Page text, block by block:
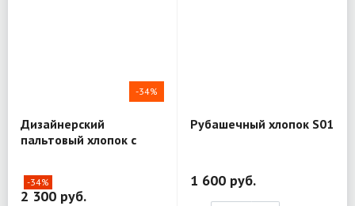
-34%
Дизайнерский
пальтовый хлопок с
-34%
2 300 руб.
Рубашечный хлопок S01
1 600 руб.